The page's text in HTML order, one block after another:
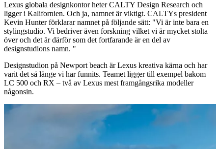
Lexus globala designkontor heter CALTY Design Research och
ligger i Kalifornien. Och ja, namnet är viktigt. CALTYs president
Kevin Hunter förklarar namnet på följande sätt: "Vi är inte bara en
stylingstudio. Vi bedriver även forskning vilket vi är mycket stolta
över och det är därför som det fortfarande är en del av
designstudions namn. "
Designstudion på Newport beach är Lexus kreativa kärna och har
varit det så länge vi har funnits. Teamet ligger till exempel bakom
LC 500 och RX – två av Lexus mest framgångsrika modeller
någonsin.